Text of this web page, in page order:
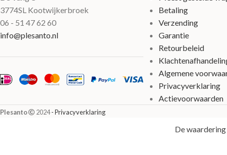
3774SL Kootwijkerbroek
06 - 51 47 62 60
info@plesanto.nl
Betaling
Verzending
Garantie
Retourbeleid
Algemene
Privacyverklaring
Actievoorwaarden
Plesanto 2024- Privacyverklaring
De